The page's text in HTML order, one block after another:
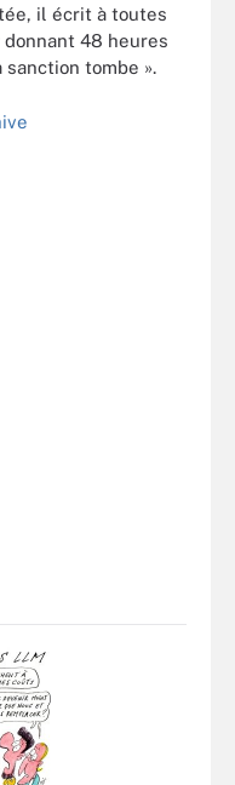
il écrit à toutes
48 heures
tombe ».